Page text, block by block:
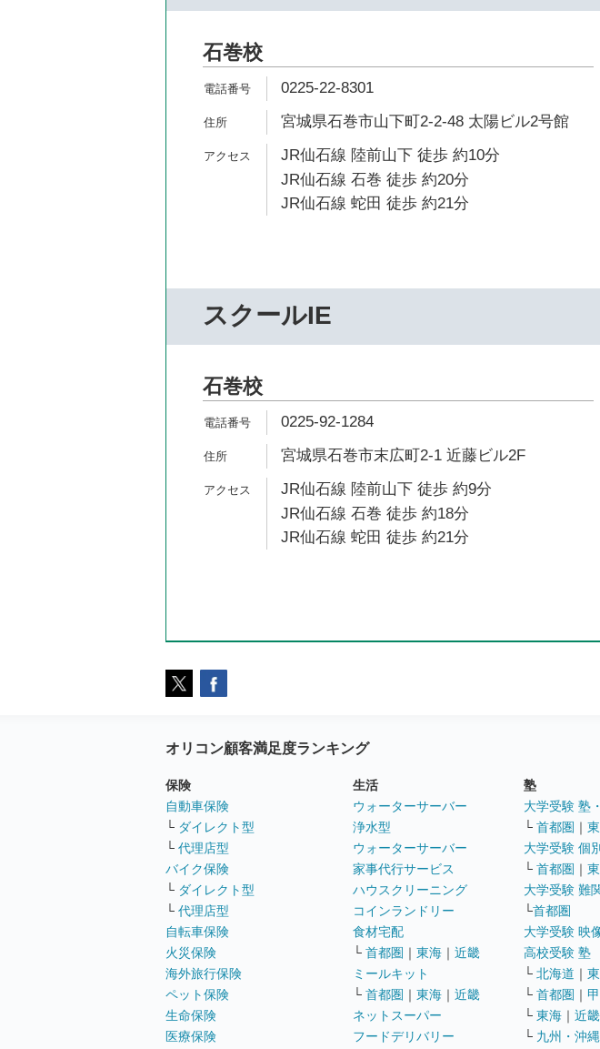
石巻校
0225-22-8301
宮城県石巻市山下町2-2-48 太陽ビル2号館
JR仙石線 陸前山下 徒歩 約10分
JR仙石線 石巻 徒歩 約20分
JR仙石線 蛇田 徒歩 約21分
スクールIE
石巻校
0225-92-1284
宮城県石巻市末広町2-1 近藤ビル2F
JR仙石線 陸前山下 徒歩 約9分
JR仙石線 石巻 徒歩 約18分
JR仙石線 蛇田 徒歩 約21分
オリコン顧客満足度ランキング
保険
自動車保険
└ ダイレクト型
└ 代理店型
バイク保険
└ ダイレクト型
└ 代理店型
自転車保険
火災保険
海外旅行保険
ペット保険
生命保険
医療保険
生活
ウォーターサーバー
浄水型
ウォーターサーバー
家事代行サービス
ハウスクリーニング
コインランドリー
食材宅配
└ 首都圏 ｜ 東海 ｜ 近畿
ミールキット
└ 首都圏 ｜ 東海 ｜ 近畿
ネットスーパー
フードデリバリー
塾
大学受験 塾
└ 首都圏 ｜
大学受験 個
└ 首都圏 ｜
大学受験 難
└首都圏
大学受験 映
高校受験 塾
└ 北海道 ｜
└ 首都圏 ｜
└ 東海 ｜ 近畿
└ 九州・沖縄